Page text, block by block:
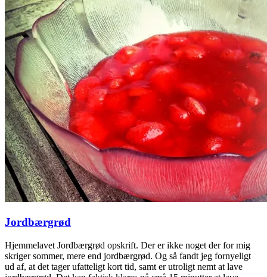
Jordbærgrød
Hjemmelavet Jordbærgrød opskrift. Der er ikke noget der for mig
skriger sommer, mere end jordbærgrød. Og så fandt jeg fornyeligt
ud af, at det tager ufatteligt kort tid, samt er utroligt nemt at lave